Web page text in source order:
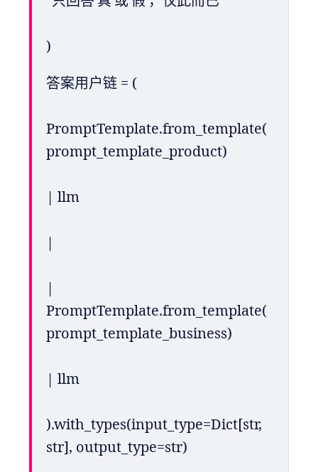
)
答案用户链 = (
PromptTemplate.from_template(
prompt_template_product)
| llm
|
|
PromptTemplate.from_template(
prompt_template_business)
| llm
).with_types(input_type=Dict[str,
str], output_type=str)